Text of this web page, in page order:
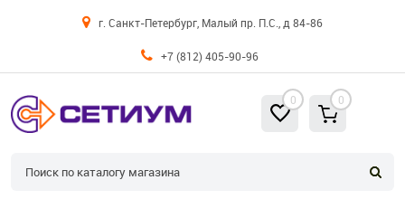
г. Санкт-Петербург, Малый пр. П.С., д 84-86
+7 (812) 405-90-96
0 0